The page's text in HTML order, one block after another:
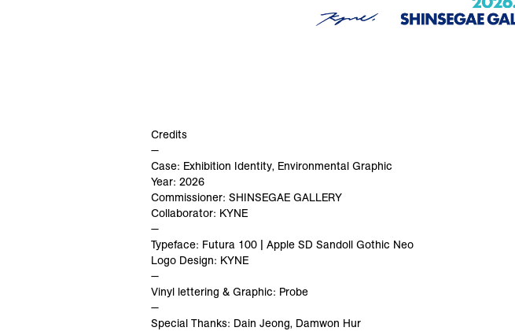
Credits
—
Case: Exhibition Identity, Environmental Graphic
Year: 2026
Commissioner: SHINSEGAE GALLERY
Collaborator: KYNE
—
Typeface: Futura 100 | Apple SD Sandoll Gothic Neo
Logo Design: KYNE
—
Vinyl lettering & Graphic: Probe
—
Special Thanks: Dain Jeong, Damwon Hur